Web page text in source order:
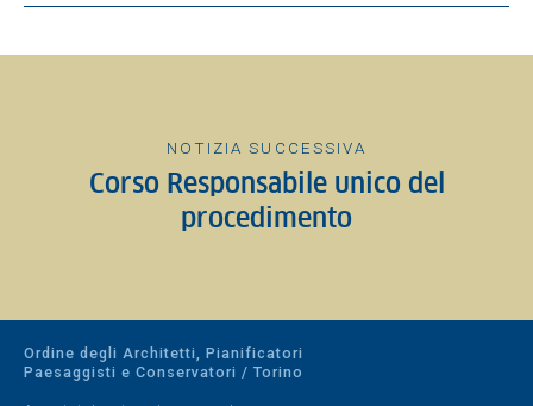
NOTIZIA SUCCESSIVA
Corso Responsabile unico del
procedimento
Ordine degli Architetti, Pianificatori
Paesaggisti e Conservatori / Torino